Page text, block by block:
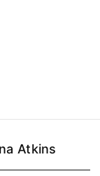
Atkins